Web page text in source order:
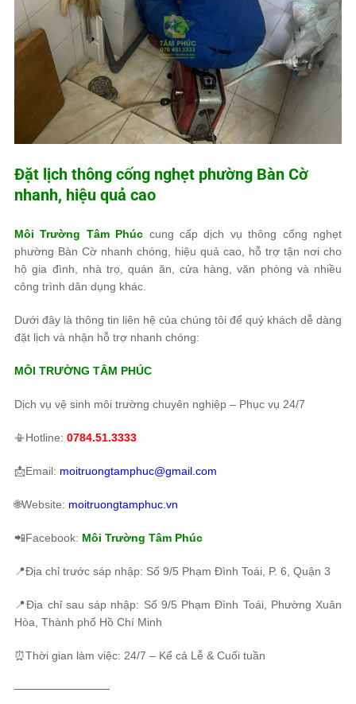
Đặt lịch thông cống nghẹt phường Bàn Cờ
nhanh, hiệu quả cao
Môi Trường Tâm Phúc cung cấp dịch vụ thông cống nghẹt
phường Bàn Cờ nhanh chóng, hiệu quả cao, hỗ trợ tận nơi cho
hộ gia đình, nhà trọ, quán ăn, cửa hàng, văn phòng và nhiều
công trình dân dụng khác.
Dưới đây là thông tin liên hệ của chúng tôi để quý khách dễ dàng
đặt lịch và nhận hỗ trợ nhanh chóng:
MÔI TRƯỜNG TÂM PHÚC
Dịch vụ vệ sinh môi trường chuyên nghiệp – Phục vụ 24/7
📳Hotline: 0784.51.3333
📩Email: moitruongtamphuc@gmail.com
🌐Website: moitruongtamphuc.vn
📲Facebook: Môi Trường Tâm Phúc
📍Địa chỉ trước sáp nhập: Số 9/5 Phạm Đình Toái, P. 6, Quận 3
📍Địa chỉ sau sáp nhập: Số 9/5 Phạm Đình Toái, Phường Xuân
Hòa, Thành phố Hồ Chí Minh
⏰Thời gian làm việc: 24/7 – Kể cả Lễ & Cuối tuần
────────────